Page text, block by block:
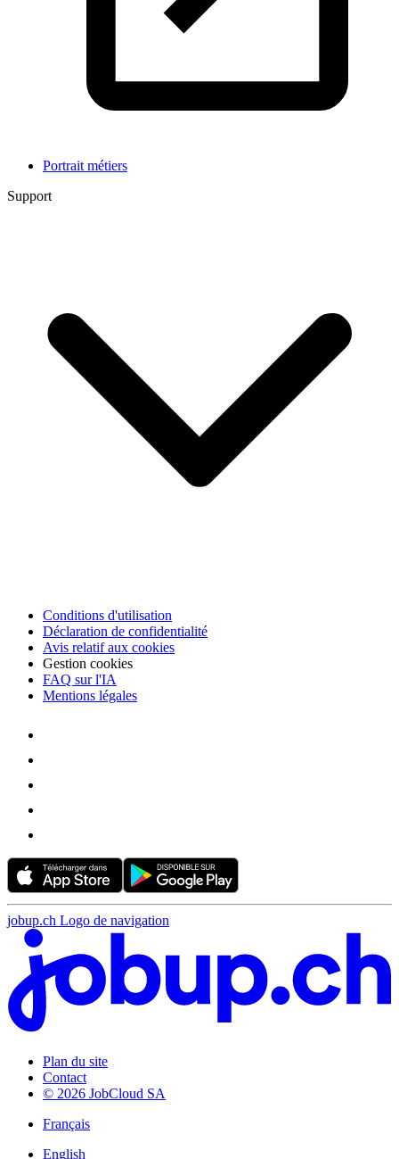
Portrait métiers
Support
Conditions d'utilisation
Déclaration de confidentialité
Avis relatif aux cookies
Gestion cookies
FAQ sur l'IA
Mentions légales
jobup.ch Logo de navigation
Plan du site
Contact
© 2026 JobCloud SA
Français
English